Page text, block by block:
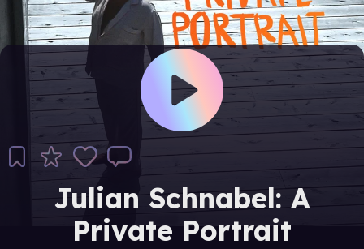
Julian Schnabel: A
Private Portrait